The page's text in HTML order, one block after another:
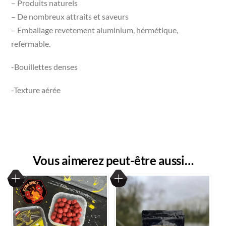
– Produits naturels
– De nombreux attraits et saveurs
– Emballage revetement aluminium, hérmétique,
refermable.
-Bouillettes denses
-Texture aérée
Vous aimerez peut-être aussi…